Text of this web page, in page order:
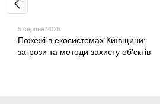
5 серпня 2026
Пожежі в екосистемах Київщини:
загрози та методи захисту об'єктів